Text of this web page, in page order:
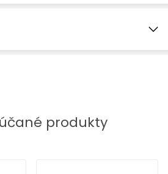
produkty